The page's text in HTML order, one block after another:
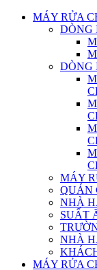
MÁY RỬA
DÒNG
DÒNG
MÁY
QUÁN
NHÀ
SUẤT
NHÀ
MÁY RỬA